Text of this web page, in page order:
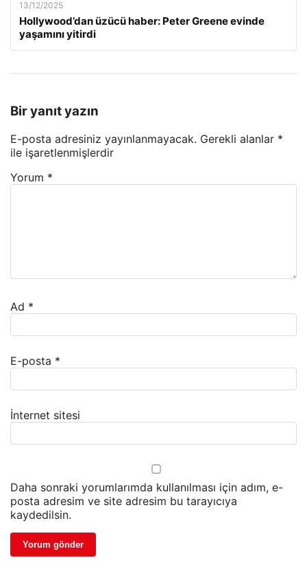
13/12/2025
Hollywood’dan üzücü haber: Peter Greene evinde
yaşamını yitirdi
Bir yanıt yazın
E-posta adresiniz yayınlanmayacak. Gerekli alanlar *
ile işaretlenmişlerdir
Yorum *
Ad *
E-posta *
İnternet sitesi
Daha sonraki yorumlarımda kullanılması için adım, e-
posta adresim ve site adresim bu tarayıcıya
kaydedilsin.